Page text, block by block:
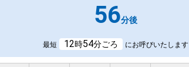
56分後
最短 12時54分ごろ にお呼びいたします